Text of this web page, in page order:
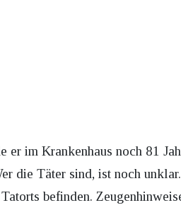
er im Krankenhaus noch 81
die Täter sind, ist noch
befinden.